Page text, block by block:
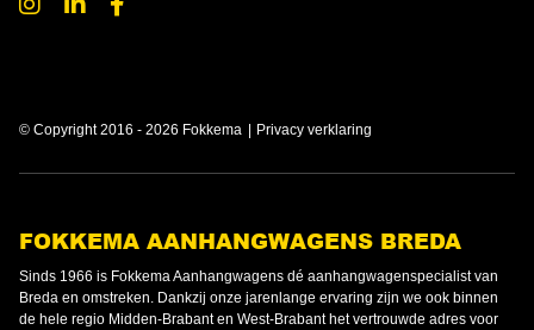
© Copyright 2016 - 2026 Fokkema Privacy verklaring
FOKKEMA AANHANGWAGENS BREDA
Sinds 1966 is Fokkema Aanhangwagens dé aanhangwagenspecialist van
Breda en omstreken. Dankzij onze jarenlange ervaring zijn we ook binnen
de hele regio Midden-Brabant en West-Brabant het vertrouwde adres voor